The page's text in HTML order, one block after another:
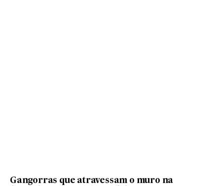
Gangorras que atravessam o muro na